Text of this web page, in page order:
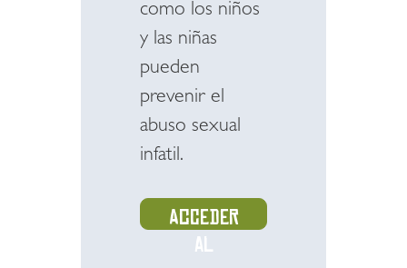
como los niños
y las niñas
pueden
prevenir el
abuso sexual
infatil.
Acceder
al